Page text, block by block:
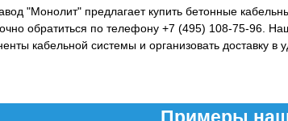
"Монолит" предлагает купить бетонные
обратиться по телефону +7 (495) 108-75-96.
кабельной системы и организовать доставку в